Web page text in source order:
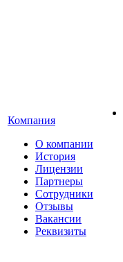
Компания
О компании
История
Лицензии
Партнеры
Сотрудники
Отзывы
Вакансии
Реквизиты